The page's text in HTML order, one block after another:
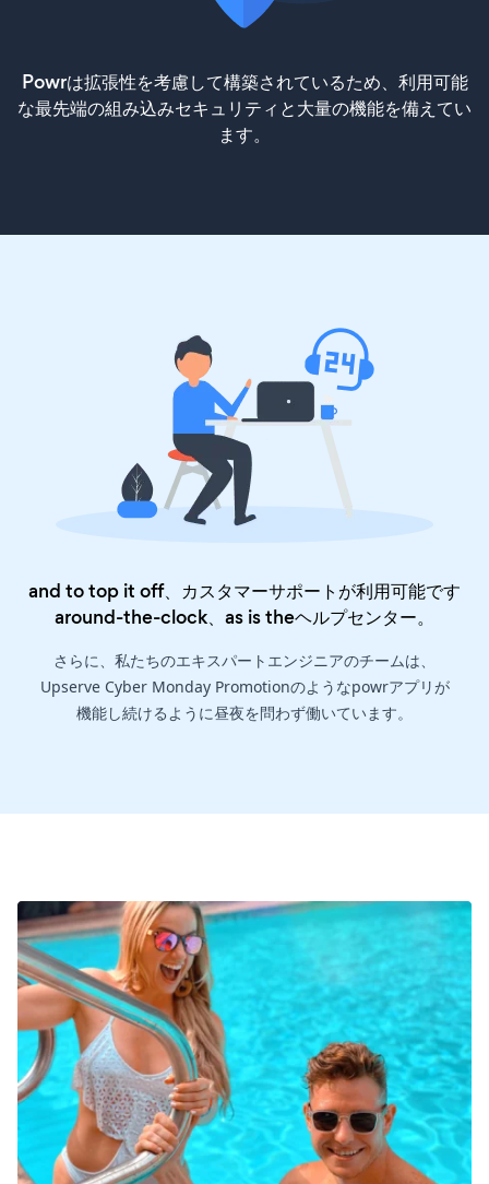
Powrは拡張性を考慮して構築されているため、利用可能
な最先端の組み込みセキュリティと大量の機能を備えてい
ます。
and to top it off、カスタマーサポートが利用可能です
around-the-clock、as is theヘルプセンター。
さらに、私たちのエキスパートエンジニアのチームは、
Upserve Cyber Monday Promotionのようなpowrアプリが
機能し続けるように昼夜を問わず働いています。